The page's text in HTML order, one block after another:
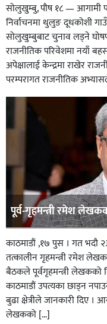
सोलुखुम्बु, पौष १८ — आगामी
निर्वाचनमा थुलुङ दूधकोशी
सोलुखुम्बुबाट चुनाव लड्ने
राजनीतिक परिवेशमा नयाँ
अपेक्षालाई केन्द्रमा राखेर
परम्परागत राजनीतिक
पूर्व-गृहमन्त्री रमेश
काठमाडौं ,१७ पुस । गत भदौ
तत्कालीन गृहमन्त्री रमेश
बैठकले पूर्वगृहमन्त्री लेखकको
काठमाडौं उपत्यका छाड्न
बुढा क्षेत्रीले जानकारी दिए
लेखकको […]